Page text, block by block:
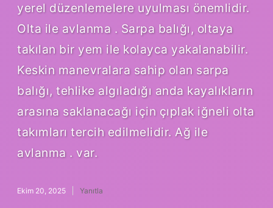
yerel düzenlemelere uyulması önemlidir.
Olta ile avlanma . Sarpa balığı, oltaya
takılan bir yem ile kolayca yakalanabilir.
Keskin manevralara sahip olan sarpa
balığı, tehlike algıladığı anda kayalıkların
arasına saklanacağı için çıplak iğneli olta
takımları tercih edilmelidir. Ağ ile
avlanma . var.
Ekim 20, 2025 Yanıtla